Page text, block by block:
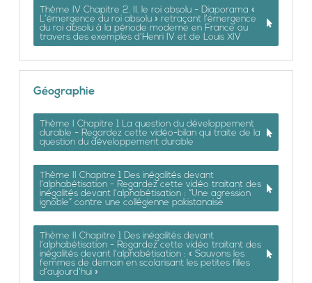
Thème IV Chapitre 2. II. le roi absolu - Diaporama «
L’émergence du roi absolu » retraçant l’émergence
du roi absolu à la période moderne en France au
travers des exemples d’Henri IV et de Louis XIV
Géographie
Thème I Chapitre 1 La question du développement
durable - Regardez cette vidéo-bilan qui traite de la
question du développement durable
Thème II Chapitre 1 Des inégalités devant
l’alphabétisation - Regardez cette vidéo traitant des
inégalités devant l’alphabétisation : “Une agression
ignoble” contre une collégienne pakistanaise
Thème II Chapitre 1 Des inégalités devant
l’alphabétisation - Regardez cette vidéo traitant des
inégalités devant l’alphabétisation : « Sauvons les
femmes de demain en scolarisant les petites filles
d’aujourd’hui »